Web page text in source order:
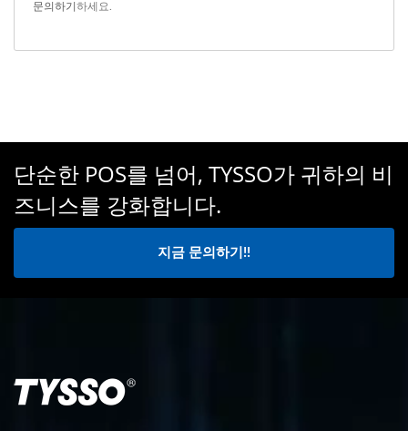
문의하기 하세요.
단순한 POS를 넘어, TYSSO가 귀하의 비
즈니스를 강화합니다.
지금 문의하기!!